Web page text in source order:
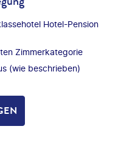
Hotel-Pension
Zimmerkategorie
(wie beschrieben)